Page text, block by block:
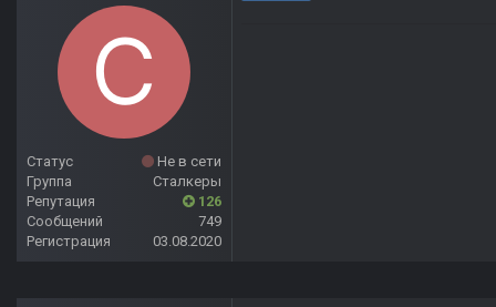
Статус
Не в сети
Группа
Сталкеры
Репутация
126
Сообщений
749
Регистрация
03.08.2020